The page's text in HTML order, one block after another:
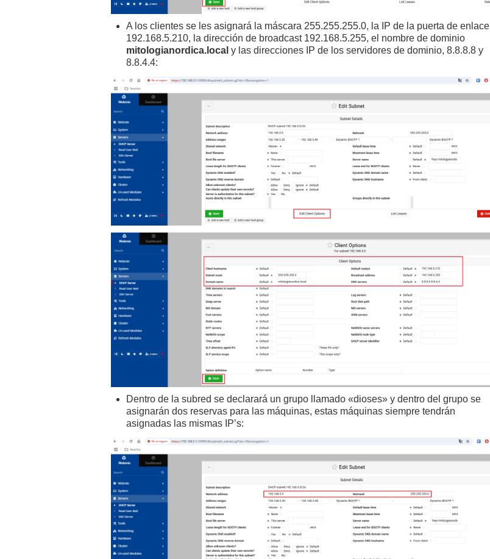
A los clientes se les asignará la máscara 255.255.255.0, la IP de la puerta de enlace
192.168.5.210, la dirección de broadcast 192.168.5.255, el nombre de dominio
mitologianordica.local y las direcciones IP de los servidores de dominio, 8.8.8.8 y
8.8.4.4:
Dentro de la subred se declarará un grupo llamado «dioses» y dentro del grupo se
asignarán dos reservas para las máquinas, estas máquinas siempre tendrán
asignadas las mismas IP’s: